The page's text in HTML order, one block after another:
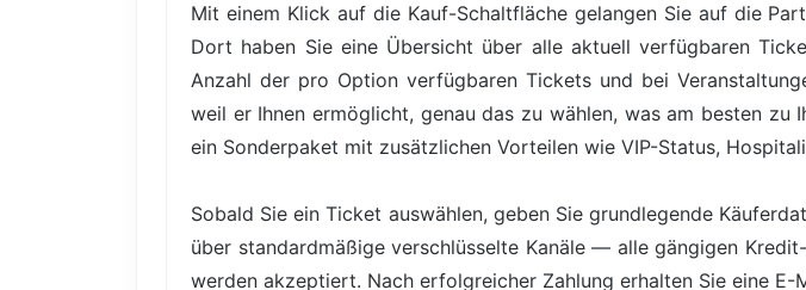
Mit einem Klick auf die Kauf-Schaltfläche gelangen Sie auf die
Dort haben Sie eine Übersicht über alle aktuell verfügbaren
Anzahl der pro Option verfügbaren Tickets und bei
weil er Ihnen ermöglicht, genau das zu wählen, was am besten
ein Sonderpaket mit zusätzlichen Vorteilen wie VIP-Status,
Sobald Sie ein Ticket auswählen, geben Sie grundlegende
über standardmäßige verschlüsselte Kanäle — alle gängigen
werden akzeptiert. Nach erfolgreicher Zahlung erhalten Sie eine